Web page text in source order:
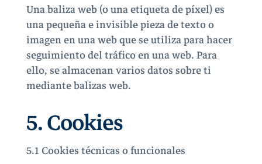
Una baliza web (o una etiqueta de píxel) es
una pequeña e invisible pieza de texto o
imagen en una web que se utiliza para hacer
seguimiento del tráfico en una web. Para
ello, se almacenan varios datos sobre ti
mediante balizas web.
5. Cookies
5.1 Cookies técnicas o funcionales